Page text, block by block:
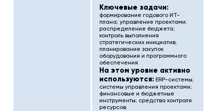
Ключевые задачи:
формирование годового ИТ-
плана; управление проектами;
распределение бюджета;
контроль выполнения
стратегических инициатив;
планирование закупок
оборудования и программного
обеспечения.
На этом уровне активно
используются: ERP-системы;
системы управления проектами;
финансовые и бюджетные
инструменты; средства контроля
ресурсов.